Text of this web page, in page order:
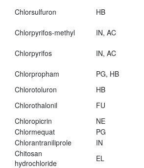
Chlorsulfuron
HB
Chlorpyrifos-methyl
IN, AC
Chlorpyrifos
IN, AC
Chlorpropham
PG, HB
Chlorotoluron
HB
Chlorothalonil
FU
Chloropicrin
NE
Chlormequat
PG
Chlorantraniliprole
IN
Chitosan
hydrochloride
EL